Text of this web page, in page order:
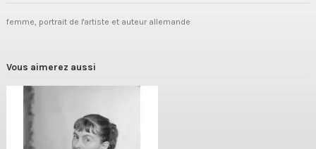
femme, portrait de l'artiste et auteur allemande
Vous aimerez aussi